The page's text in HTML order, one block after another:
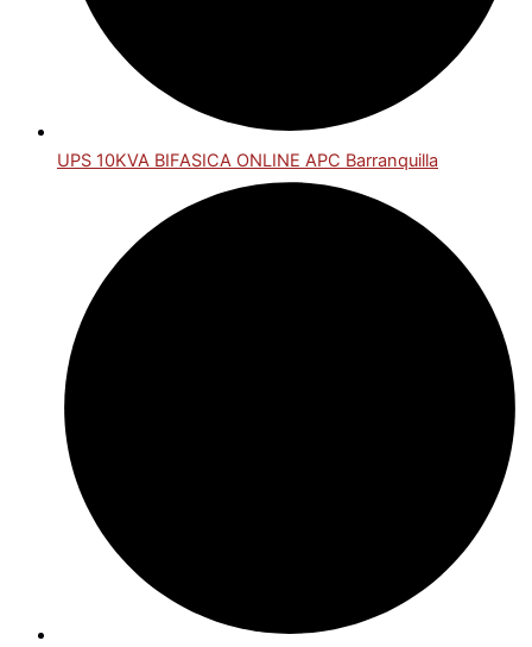
UPS 10KVA BIFASICA ONLINE APC Barranquilla